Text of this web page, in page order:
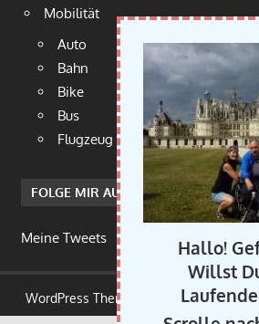
Mobilität
Auto
Bahn
Bike
Bus
Flugzeug
FOLGE MIR AUF TWITTER
Meine Tweets
WordPress Theme: Gambit von
Hallo!
Willst